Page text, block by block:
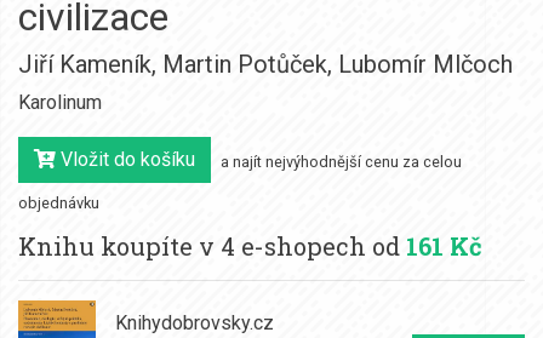
civilizace
Jiří Kameník, Martin Potůček, Lubomír Mlčoch
Karolinum
Vložit do košíku a najít nejvýhodnější cenu za celou
objednávku
Knihu koupíte v 4 e-shopech od 161 Kč
Knihydobrovsky.cz